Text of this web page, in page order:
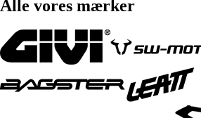
Alle vores mærker